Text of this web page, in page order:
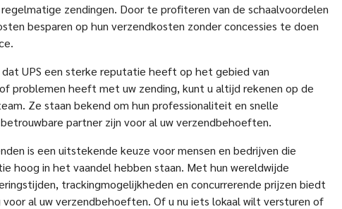
zendingen. Door te profiteren van de schaalvoordelen
besparen op hun verzendkosten zonder concessies te doen
UPS een sterke reputatie heeft op het gebied van
problemen heeft met uw zending, kunt u altijd rekenen op de
Ze staan bekend om hun professionaliteit en snelle
partner zijn voor al uw verzendbehoeften.
is een uitstekende keuze voor mensen en bedrijven die
hoog in het vaandel hebben staan. Met hun wereldwijde
trackingmogelijkheden en concurrerende prijzen biedt
al uw verzendbehoeften. Of u nu iets lokaal wilt versturen of